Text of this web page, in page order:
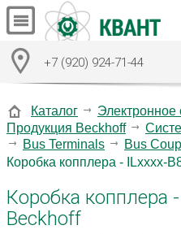
+7 (920) 924-71-44
Каталог
Электронное
Продукция Beckhoff
Bus Terminals
Bus
Коробка копплера - ILxxxx-
Коробка копплера
Beckhoff